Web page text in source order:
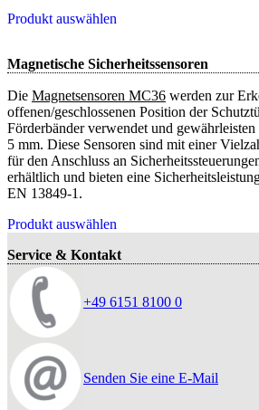
Produkt auswählen
Magnetische Sicherheitssensoren
Die Magnetsensoren MC36 werden zur
offenen/geschlossenen Position der
Förderbänder verwendet und
5 mm. Diese Sensoren sind mit einer
für den Anschluss an
erhältlich und bieten eine
EN 13849-1.
Produkt auswählen
Service & Kontakt
+49 6151 8100 0
Senden Sie eine E-Mail